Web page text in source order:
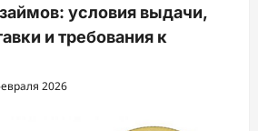
условия выдачи,
и требования к
2026